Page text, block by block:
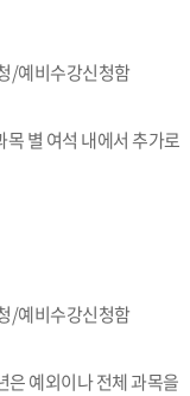
/예비수강신청함
별 여석 내에서 추가로
/예비수강신청함
은 예외이나 전체 과목을